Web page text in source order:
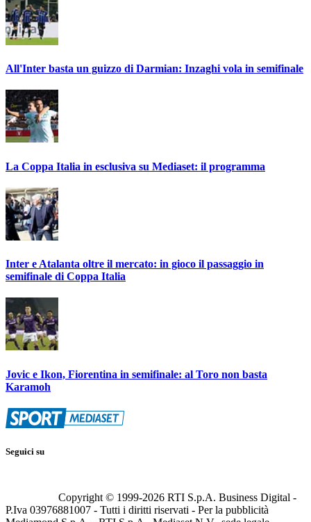
All'Inter basta un guizzo di Darmian: Inzaghi vola in semifinale
La Coppa Italia in esclusiva su Mediaset: il programma
Inter e Atalanta oltre il mercato: in gioco il passaggio in
semifinale di Coppa Italia
Jovic e Ikon, Fiorentina in semifinale: al Toro non basta
Karamoh
Seguici su
Copyright © 1999-2026 RTI S.p.A. Business Digital -
P.Iva 03976881007 - Tutti i diritti riservati - Per la pubblicità